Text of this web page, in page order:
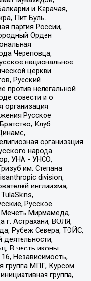
и Карачая,
Пит Буль,
партия России,
Орден
Череповца,
национальное
церкви
Русский
против нелегальной
совести и о
организация
Русское
Клуб
организация
народа
УНА - УНСО,
им. Степана
division,
инглиизма,
Русское
Мечеть Мирмамеда,
г. Астрахани, ВОЛЯ,
Рубеж Севера, ТОЙС,
деятельности,
В честь иконы
Независимость,
группа МПГ, Курсом
группа,